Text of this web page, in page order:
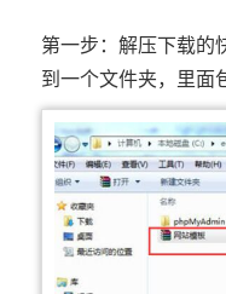
第一步：解压下载的
到一个文件夹，里面